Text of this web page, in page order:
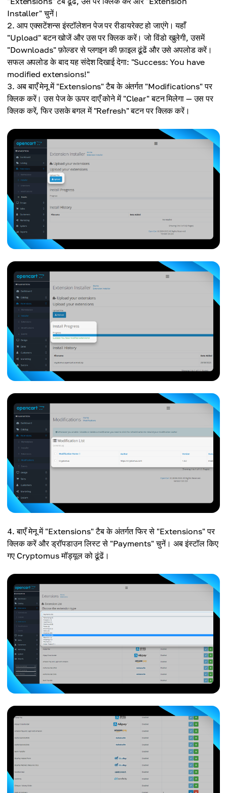
Installer" चुनें।
आप एक्सटेंशन्स इंस्टॉलेशन पेज पर रीडायरेक्ट हो जाएंगे। यहाँ
"Upload" बटन खोजें और उस पर क्लिक करें। जो विंडो खुलेगी, उसमें
"Downloads" फ़ोल्डर से प्लगइन की फ़ाइल ढूंढें और उसे अपलोड करें।
सफल अपलोड के बाद यह संदेश दिखाई देगा: "Success: You have
modified extensions!"
अब बाएँ मेनू में "Extensions" टैब के अंतर्गत "Modifications" पर
क्लिक करें। उस पेज के ऊपर दाएँ कोने में "Clear" बटन मिलेगा — उस पर
क्लिक करें, फिर उसके बगल में "Refresh" बटन पर क्लिक करें।
बाएँ मेनू में "Extensions" टैब के अंतर्गत फिर से "Extensions" पर
क्लिक करें और ड्रॉपडाउन लिस्ट से "Payments" चुनें। अब इंस्टॉल किए
गए Cryptomus मॉड्यूल को ढूंढें।